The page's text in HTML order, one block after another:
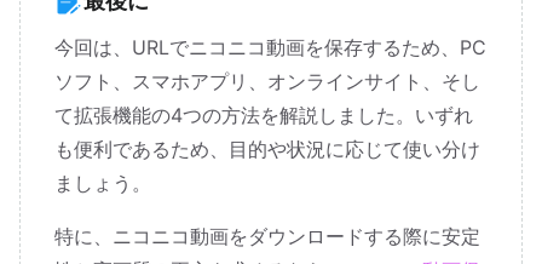
今回は、URLでニコニコ動画を保存するため、PC
ソフト、スマホアプリ、オンラインサイト、そし
て拡張機能の4つの方法を解説しました。いずれ
も便利であるため、目的や状況に応じて使い分け
ましょう。
特に、ニコニコ動画をダウンロードする際に安定